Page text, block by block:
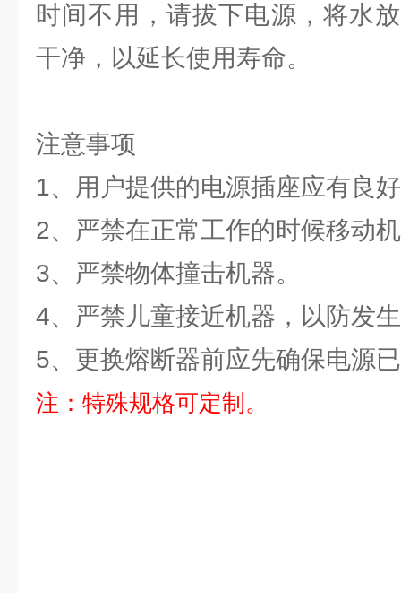
时间不用，请拔下电源，将水
干净，以延长使用寿命。
注意事项
1、用户提供的电源插座应有良
2、严禁在正常工作的时候移动
3、严禁物体撞击机器。
4、严禁儿童接近机器，以防发
5、更换熔断器前应先确保电源
注：特殊规格可定制。